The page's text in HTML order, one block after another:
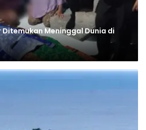
Ditemukan Meninggal Dunia di